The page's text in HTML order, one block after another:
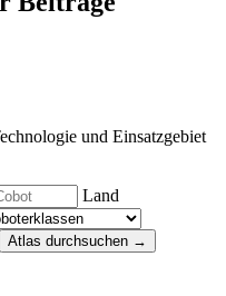
und Einsatzgebiet
Land
Atlas durchsuchen →